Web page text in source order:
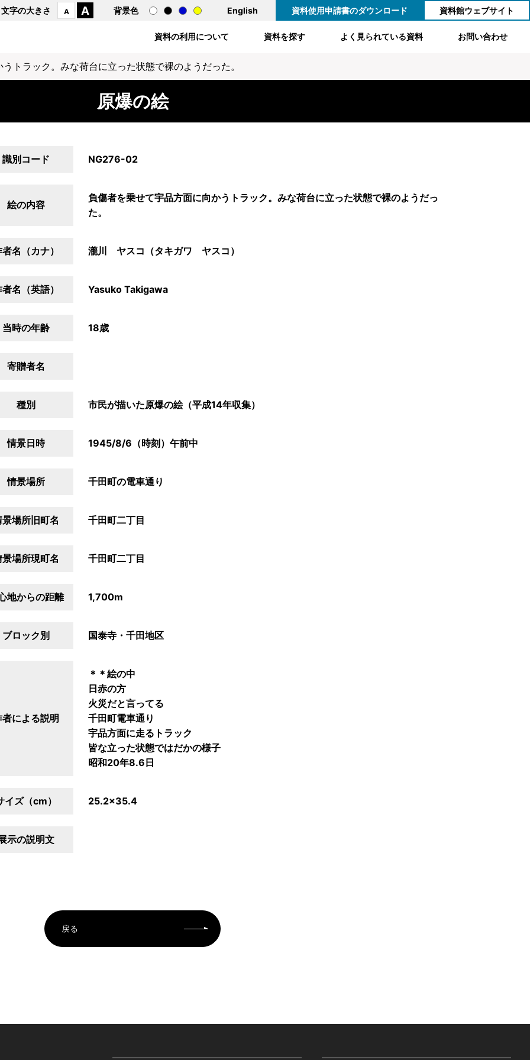
文字の大きさ A A 背景色 English 資料使用申請書のダウンロード 資料館ウェブサイト
資料の利用について 資料を探す よく見られている資料 お問い合わせ
トラック。みな荷台に立った状態で裸のようだった。
原爆の絵
識別コード NG276-02
絵の内容
負傷者を乗せて宇品方面に向かうトラック。みな荷台に立った状態で裸のようだっ
た。
名（カナ） 瀧川 ヤスコ（タキガワ ヤスコ）
名（英語） Yasuko Takigawa
当時の年齢 18歳
寄贈者名
種別 市民が描いた原爆の絵（平成14年収集）
情景日時 1945/8/6（時刻）午前中
情景場所 千田町の電車通り
景場所旧町名 千田町二丁目
景場所現町名 千田町二丁目
地からの距離 1,700m
ブロック別 国泰寺・千田地区
者による説明
＊＊絵の中
日赤の方
火災だと言ってる
千田町電車通り
宇品方面に走るトラック
皆な立った状態ではだかの様子
昭和20年8.6日
イズ（cm） 25.2×35.4
示の説明文
戻る